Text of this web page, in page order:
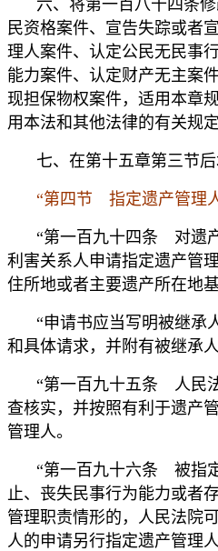
六、将第一百八十四条
民资格案件、宣告失踪或者
理人案件、认定公民无民事
能力案件、认定财产无主案
现担保物权案件，适用本章
用本法和其他法律的有关规
七、在第十五章第三节
“第四节 指定遗产管理
“第一百九十四条 对遗
利害关系人申请指定遗产管
住所地或者主要遗产所在地
“申请书应当写明被继承
和具体请求，并附有被继承
“第一百九十五条 人民
查核实，并按照有利于遗产
管理人。
“第一百九十六条 被指
止、丧失民事行为能力或者
管理职责情形的，人民法院
人的申请另行指定遗产管理人